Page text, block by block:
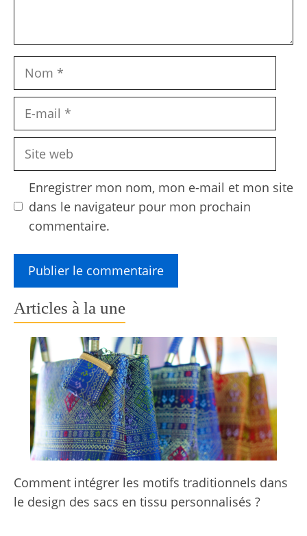
Nom
Site
Enregistrer mon nom, mon e-mail et mon site
dans le navigateur pour mon prochain
commentaire.
Articles à la une
Comment intégrer les motifs traditionnels dans
le design des sacs en tissu personnalisés ?